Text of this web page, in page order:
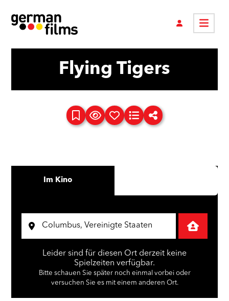
Flying Tigers
Im Kino
Leider sind für diesen Ort derzeit keine
Spielzeiten verfügbar.
Bitte schauen Sie später noch einmal vorbei oder
versuchen Sie es mit einem anderen Ort.